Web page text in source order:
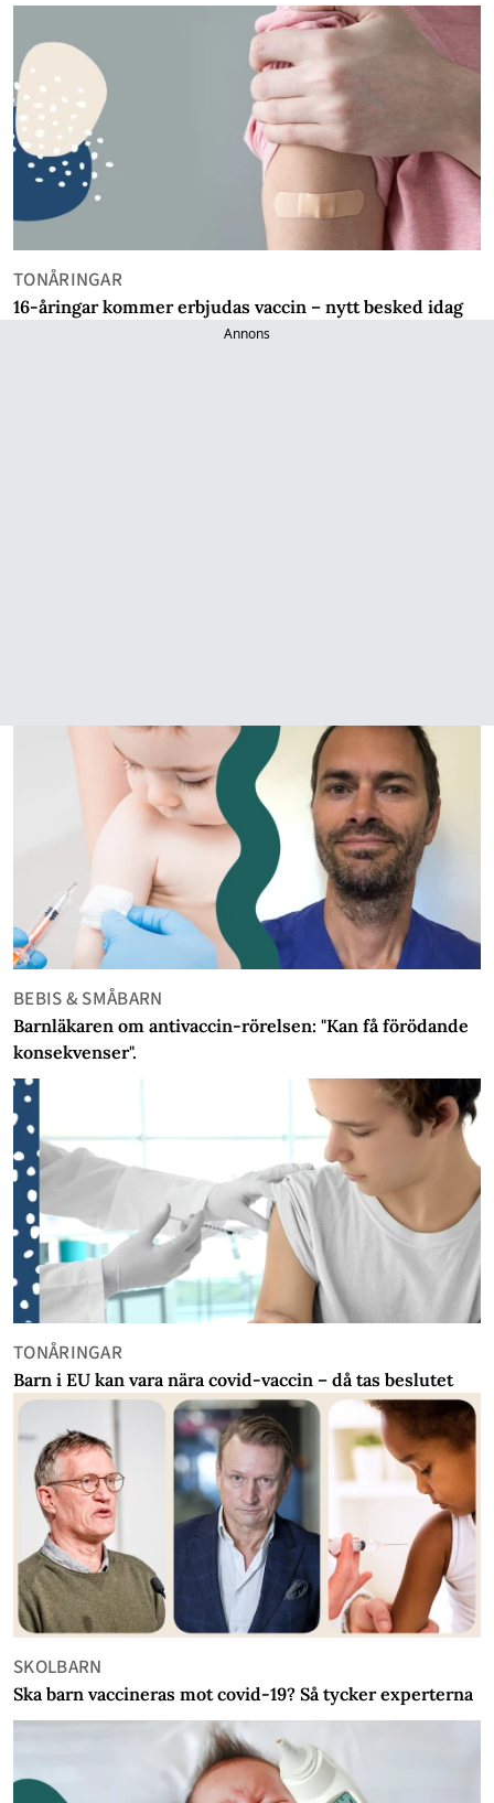
TONÅRINGAR
16-åringar kommer erbjudas vaccin – nytt besked idag
Annons
BEBIS & SMÅBARN
Barnläkaren om antivaccin-rörelsen: "Kan få förödande
konsekvenser".
TONÅRINGAR
Barn i EU kan vara nära covid-vaccin – då tas beslutet
SKOLBARN
Ska barn vaccineras mot covid-19? Så tycker experterna